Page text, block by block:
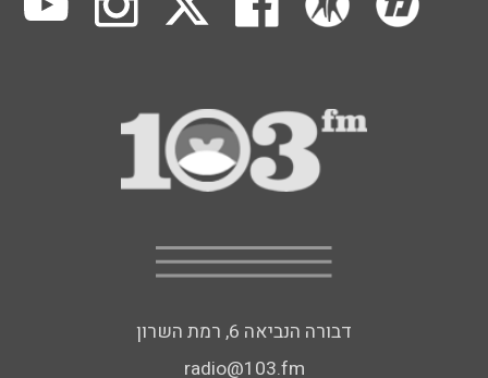
דבורה הנביאה 6, רמת השרון
radio@103.fm